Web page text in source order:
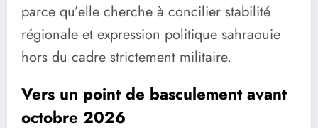
parce qu’elle cherche à concilier stabilité
régionale et expression politique sahraouie
hors du cadre strictement militaire.
Vers un point de basculement avant
octobre 2026